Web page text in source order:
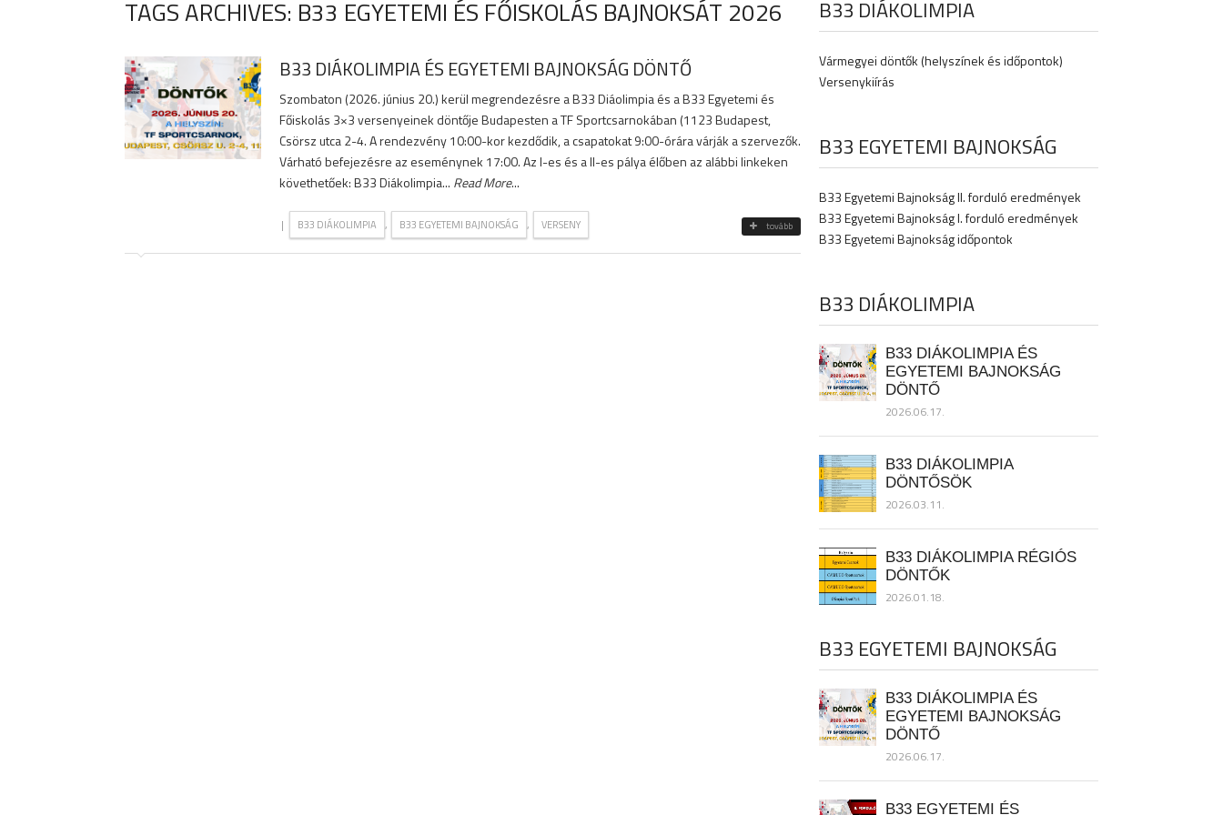
TAGS ARCHIVES: B33 EGYETEMI ÉS FŐISKOLÁS BAJNOKSÁT 2026
B33 DIÁKOLIMPIA ÉS EGYETEMI BAJNOKSÁG DÖNTŐ
Szombaton (2026. június 20.) kerül megrendezésre a B33 Diáolimpia és a B33 Egyetemi és
Főiskolás 3×3 versenyeinek döntője Budapesten a TF Sportcsarnokában (1123 Budapest,
Csörsz utca 2-4. A rendezvény 10:00-kor kezdődik, a csapatokat 9:00-órára várják a szervezők.
Várható befejezésre az eseménynek 17:00. Az I-es és a II-es pálya élőben az alábbi linkeken
követhetőek: B33 Diákolimpia... Read More...
| B33 DIÁKOLIMPIA , B33 EGYETEMI BAJNOKSÁG , VERSENY tovább
B33 DIÁKOLIMPIA
Vármegyei döntők (helyszínek és időpontok)
Versenykiírás
B33 EGYETEMI BAJNOKSÁG
B33 Egyetemi Bajnokság II. forduló eredmények
B33 Egyetemi Bajnokság I. forduló eredmények
B33 Egyetemi Bajnokság időpontok
B33 DIÁKOLIMPIA
B33 DIÁKOLIMPIA ÉS
EGYETEMI BAJNOKSÁG
DÖNTŐ
2026.06.17.
B33 DIÁKOLIMPIA
DÖNTŐSÖK
2026.03.11.
B33 DIÁKOLIMPIA RÉGIÓS
DÖNTŐK
2026.01.18.
B33 EGYETEMI BAJNOKSÁG
B33 DIÁKOLIMPIA ÉS
EGYETEMI BAJNOKSÁG
DÖNTŐ
2026.06.17.
B33 EGYETEMI ÉS